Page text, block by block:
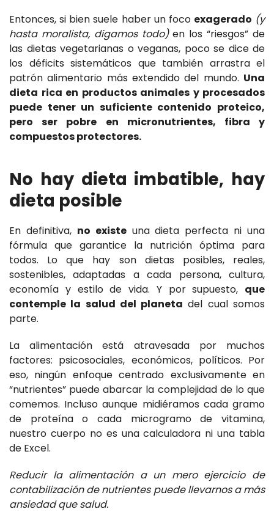
Entonces, si bien suele haber un foco exagerado (y
hasta moralista, digamos todo)en los “riesgos” de
las dietas vegetarianas o veganas, poco se dice de
los déficits sistemáticos que también arrastra el
patrón alimentario más extendido del mundo. Una
dieta rica en productos animales y procesados
puede tener un suficiente contenido proteico,
pero ser pobre en micronutrientes, fibra y
compuestos protectores.
No hay dieta imbatible, hay
dieta posible
En definitiva, no existeuna dieta perfecta ni una
fórmula que garantice la nutrición óptima para
todos. Lo que hay son dietas posibles, reales,
sostenibles, adaptadas a cada persona, cultura,
economía y estilo de vida. Y por supuesto, que
contemple la salud del planeta del cual somos
parte.
La alimentación está atravesada por muchos
factores: psicosociales, económicos, políticos. Por
eso, ningún enfoque centrado exclusivamente en
“nutrientes” puede abarcar la complejidad de lo que
comemos. Incluso aunque midiéramos cada gramo
de proteína o cada microgramo de vitamina,
nuestro cuerpo no es una calculadora ni una tabla
de Excel.
Reducir la alimentación a un mero ejercicio de
contabilización de nutrientes puede llevarnos a más
ansiedad que salud.